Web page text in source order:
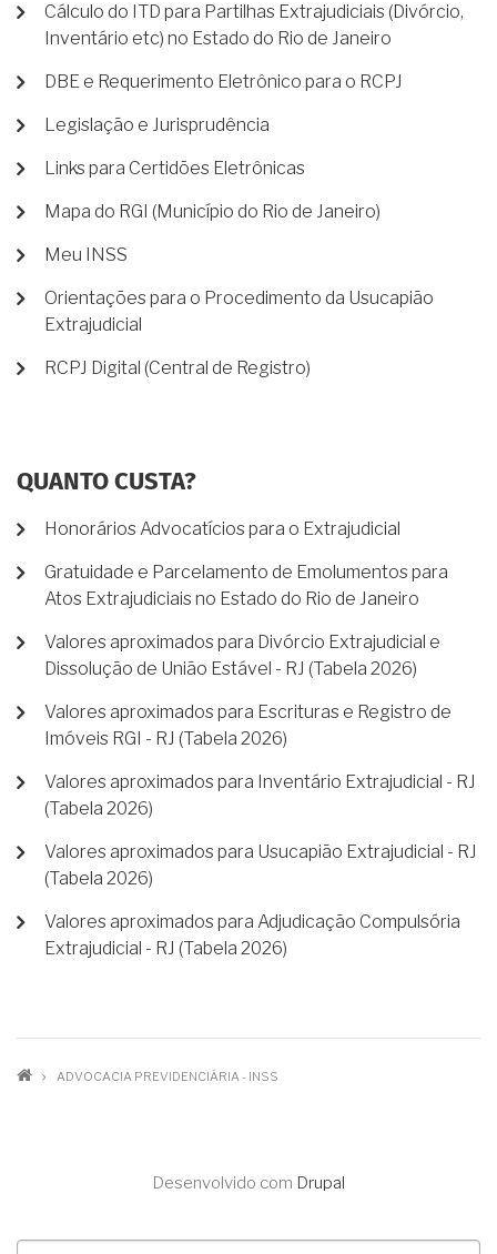
Cálculo do ITD para Partilhas Extrajudiciais (Divórcio,
Inventário etc) no Estado do Rio de Janeiro
DBE e Requerimento Eletrônico para o RCPJ
Legislação e Jurisprudência
Links para Certidões Eletrônicas
Mapa do RGI (Município do Rio de Janeiro)
Meu INSS
Orientações para o Procedimento da Usucapião
Extrajudicial
RCPJ Digital (Central de Registro)
QUANTO CUSTA?
Honorários Advocatícios para o Extrajudicial
Gratuidade e Parcelamento de Emolumentos para
Atos Extrajudiciais no Estado do Rio de Janeiro
Valores aproximados para Divórcio Extrajudicial e
Dissolução de União Estável - RJ (Tabela 2026)
Valores aproximados para Escrituras e Registro de
Imóveis RGI - RJ (Tabela 2026)
Valores aproximados para Inventário Extrajudicial - RJ
(Tabela 2026)
Valores aproximados para Usucapião Extrajudicial - RJ
(Tabela 2026)
Valores aproximados para Adjudicação Compulsória
Extrajudicial - RJ (Tabela 2026)
TRILHA
NAVEGAÇÃO
ADVOCACIA PREVIDENCIÁRIA - INSS
Desenvolvido com Drupal